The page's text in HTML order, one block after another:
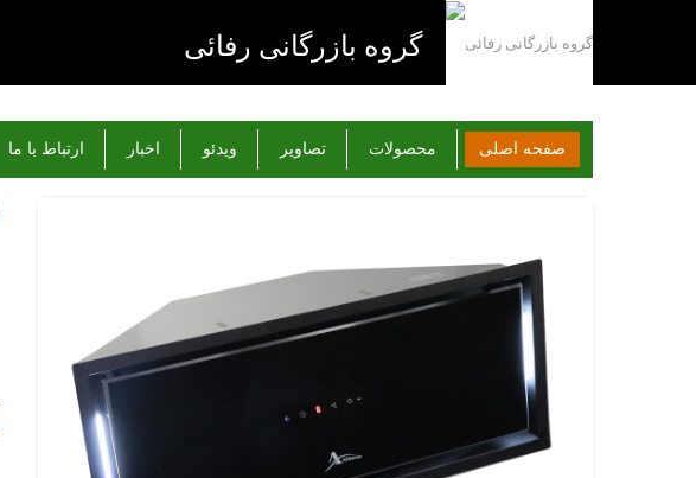
گروه بازرگانی رفائی
صفحه اصلی محصولات تصاویر ویدئو اخبار
ارتباط با ما